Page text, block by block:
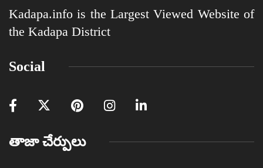
Kadapa.info is the Largest Viewed Website of
the Kadapa District
Social
తాజా చేర్పులు